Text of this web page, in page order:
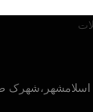
صنعتی چهاردانگه